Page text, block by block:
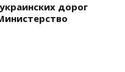
дорог